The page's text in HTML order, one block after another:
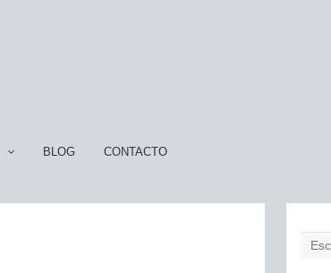
BLOG CONTACTO